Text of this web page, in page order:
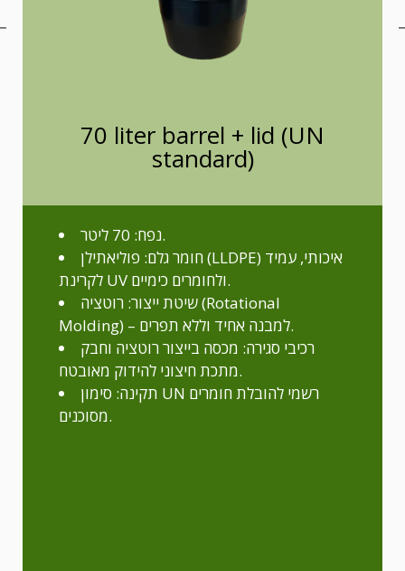
70 liter barrel + lid (UN
standard)
נפח: 70 ליטר.
חומר גלם: פוליאתילן (LLDPE) איכותי, עמיד
לקרינת UV ולחומרים כימיים.
שיטת ייצור: רוטציה (Rotational
Molding) – למבנה אחיד וללא תפרים.
רכיבי סגירה: מכסה בייצור רוטציה וחבק
מתכת חיצוני להידוק מאובטח.
תקינה: סימון UN רשמי להובלת חומרים
מסוכנים.